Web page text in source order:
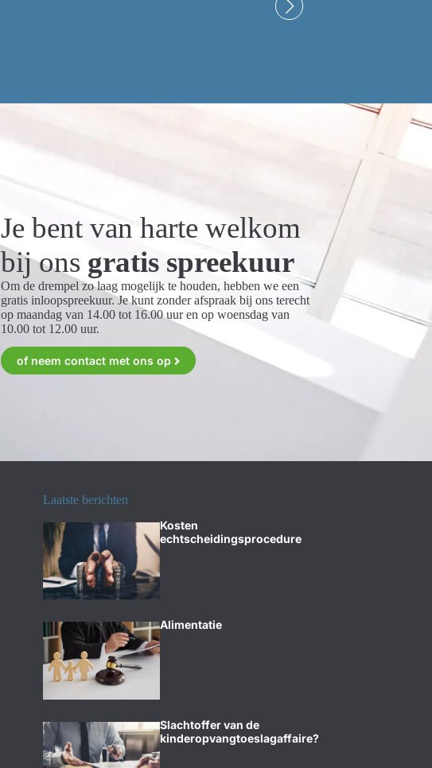
Je bent van harte welkom
bij ons gratis spreekuur
Om de drempel zo laag mogelijk te houden, hebben we een
gratis inloopspreekuur. Je kunt zonder afspraak bij ons terecht
op maandag van 14.00 tot 16.00 uur en op woensdag van
10.00 tot 12.00 uur.
of neem contact met ons op
Laatste berichten
Kosten
echtscheidingsprocedure
Alimentatie
Slachtoffer van de
kinderopvangtoeslagaffaire?